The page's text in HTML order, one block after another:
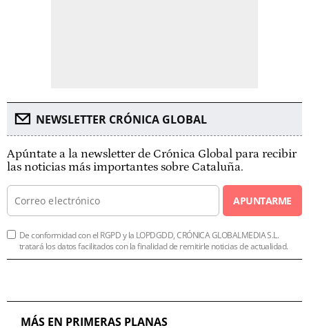
NEWSLETTER CRÓNICA GLOBAL
Apúntate a la newsletter de Crónica Global para recibir
las noticias más importantes sobre Cataluña.
APUNTARME
De conformidad con el RGPD y la LOPDGDD, CRÓNICA GLOBALMEDIA S.L.
tratará los datos facilitados con la finalidad de remitirle noticias de actualidad.
MÁS EN PRIMERAS PLANAS